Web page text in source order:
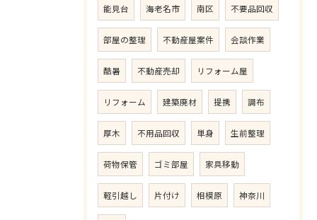
能見台 海老名市 南区 不要品回収
部屋の整理 不動産屋案件 会談作業
酷暑 不動産売却 リフォーム屋
リフォーム 建築廃材 提携 調布
厚木 不用品回収 単身 生前整理
荷物保管 ゴミ部屋 家具移動
軽引越し 片付け 相模原 神奈川